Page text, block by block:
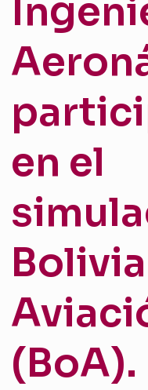
en el
(BoA).